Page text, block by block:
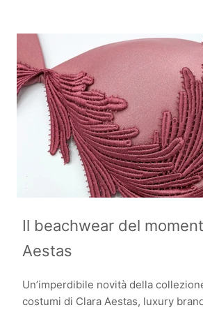
Il beachwear del
Aestas
Un’imperdibile novità della
costumi di Clara Aestas, luxury